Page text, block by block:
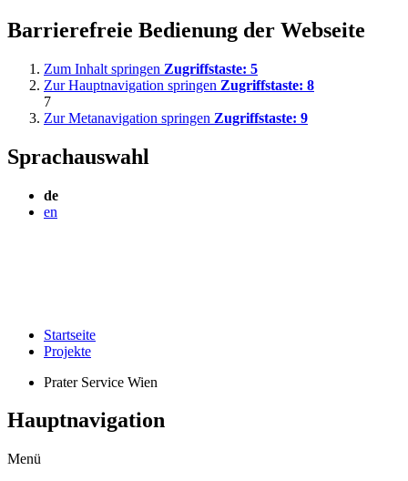
Barrierefreie Bedienung der Webseite
Zum Inhalt springen Zugriffstaste: 5
Zur Hauptnavigation springen Zugriffstaste: 8
7
Zur Metanavigation springen Zugriffstaste: 9
Sprachauswahl
de
en
Startseite
Projekte
Prater Service Wien
Hauptnavigation
Menü